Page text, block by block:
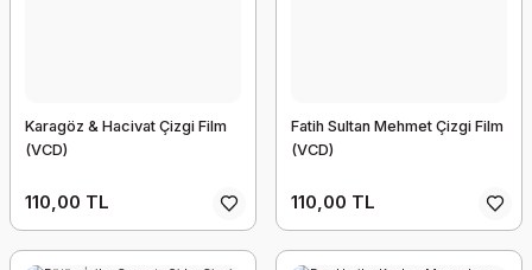
Karagöz & Hacivat Çizgi Film
(VCD)
110,00 TL
Fatih Sultan Mehmet Çizgi Film
(VCD)
110,00 TL